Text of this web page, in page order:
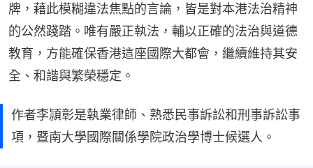
牌，藉此模糊違法焦點的言論，皆是對本港法治精神
的公然踐踏。唯有嚴正執法，輔以正確的法治與道德
教育，方能確保香港這座國際大都會，繼續維持其安
全、和諧與繁榮穩定。
作者李頴彰是執業律師、熟悉民事訴訟和刑事訴訟事
項，暨南大學國際關係學院政治學博士候選人。